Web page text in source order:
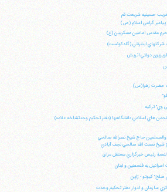
حسينيه شريعت قم
گرامي اسلام (ص)
مقدس امامين عسكريين (ع)
اينترنتي (گلدكوئست)
دولتي اتريش
حضرت زهرا(س)
وي" تركيه
هاي اسلامي دانشگاهها (دفتر تحكيم وحدتشاخه علامه)
حاج شيخ نصرالله صالحي
شيخ نعمت الله صالحي نجف آبادي
رئيس خبرگزاري مستقل عراق
به فلسطين و لبنان
صلح" كيوتو - ژاپن
سازمان و ادوار دفتر تحكيم وحدت